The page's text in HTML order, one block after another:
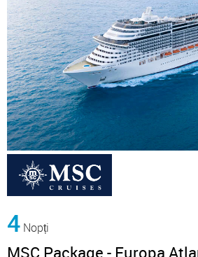
4 Nopți
MSC Package - Europa